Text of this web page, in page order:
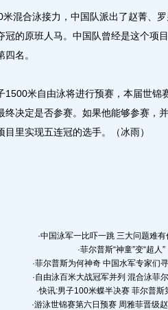
合泳接力，中国队派出了赵菁、罗
冠的原班人马。中国队曾经是这个项
名。
米自由泳将进行预赛，本届世锦
终决定是否参赛。如果他能够参赛，
目里实现五连冠的选手。（冰雨）
·中国泳军一比吓一跳 三大问题难
·菲尔普斯“神童”变“超人”
·菲尔普斯为何神奇 中国水军专家们
·自由泳百米大战冠军并列 混合泳菲
·快讯:男子100米蝶半决赛 菲尔普斯
·游泳世锦赛第六日预赛 周雅菲晋级